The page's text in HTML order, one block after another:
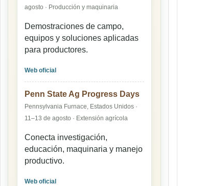
agosto · Producción y maquinaria
Demostraciones de campo,
equipos y soluciones aplicadas
para productores.
Web oficial
Penn State Ag Progress Days
Pennsylvania Furnace, Estados Unidos ·
11–13 de agosto · Extensión agrícola
Conecta investigación,
educación, maquinaria y manejo
productivo.
Web oficial